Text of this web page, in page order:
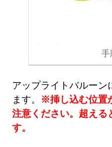
手
アップライトバルー
ます。 ※挿し込む位置
注意ください。超える
す。